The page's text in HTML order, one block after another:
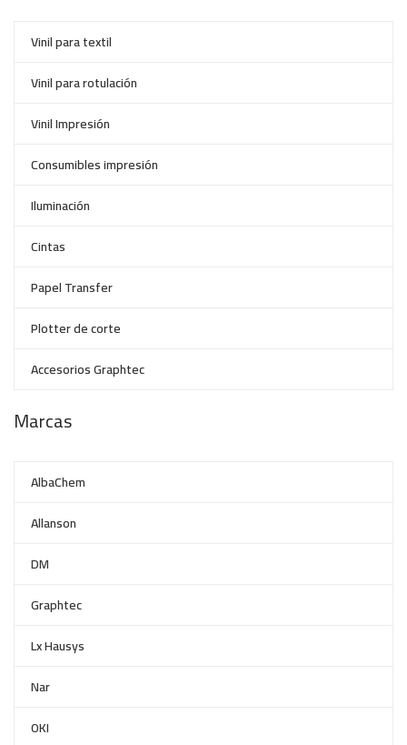
Vinil para textil
Vinil para rotulación
Vinil Impresión
Consumibles impresión
Iluminación
Cintas
Papel Transfer
Plotter de corte
Accesorios Graphtec
Marcas
AlbaChem
Allanson
DM
Graphtec
Lx Hausys
Nar
OKI